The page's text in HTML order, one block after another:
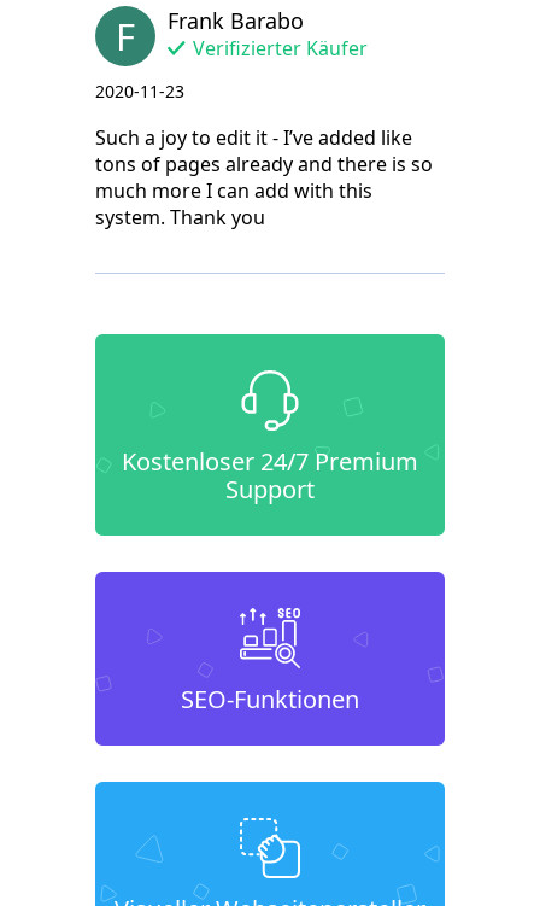
F Frank Barabo
Verifizierter Käufer
2020-11-23
Such a joy to edit it - I’ve added like
tons of pages already and there is so
much more I can add with this
system. Thank you
Kostenloser 24/7 Premium
Support
SEO-Funktionen